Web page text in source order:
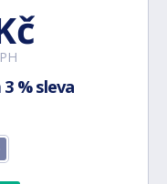
3 % sleva